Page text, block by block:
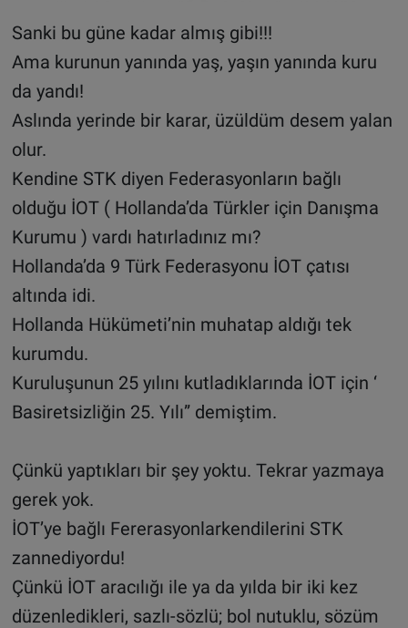
Sanki bu güne kadar almış gibi!!!
Ama kurunun yanında yaş, yaşın yanında kuru
da yandı!
Aslında yerinde bir karar, üzüldüm desem yalan
olur.
Kendine STK diyen Federasyonların bağlı
olduğu İOT ( Hollanda’da Türkler için Danışma
Kurumu ) vardı hatırladınız mı?
Hollanda’da 9 Türk Federasyonu İOT çatısı
altında idi.
Hollanda Hükümeti’nin muhatap aldığı tek
kurumdu.
Kuruluşunun 25 yılını kutladıklarında İOT için ‘
Basiretsizliğin 25. Yılı” demiştim.
Çünkü yaptıkları bir şey yoktu. Tekrar yazmaya
gerek yok.
İOT’ye bağlı Fererasyonlarkendilerini STK
zannediyordu!
Çünkü İOT aracılığı ile ya da yılda bir iki kez
düzenledikleri, sazlı-sözlü; bol nutuklu, sözüm